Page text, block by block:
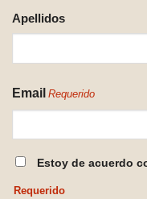
Apellidos
Email Requerido
CONSENTIMIENTO
Estoy de acuerdo
Requerido